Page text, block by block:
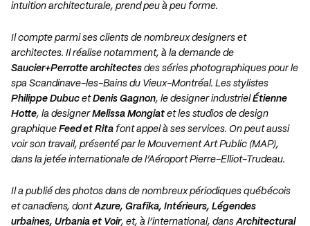
intuition architecturale, prend peu à peu forme.
Il compte parmi ses clients de nombreux designers et
architectes. Il réalise notamment, à la demande de
Saucier+Perrotte architectes des séries photographiques pour le
spa Scandinave-les-Bains du Vieux-Montréal. Les stylistes
Philippe Dubuc etDenis Gagnon, le designer industriel Étienne
Hotte, la designerMelissa Mongiat et les studios de design
graphique Feed et Rita font appel à ses services. On peut aussi
voir son travail, présenté par le Mouvement Art Public (MAP),
dans la jetée internationale de l’Aéroport Pierre-Elliot-Trudeau.
Il a publié des photos dans de nombreux périodiques québécois
et canadiens, dontAzure, Grafika, Intérieurs, Légendes
urbaines, Urbania et Voir, et, à l’international, dansArchitectural